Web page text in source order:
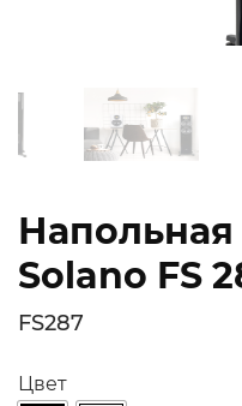
Напольная
Solano FS
FS287
Цвет